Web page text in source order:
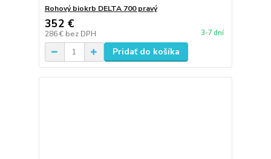
Rohový biokrb DELTA 700 pravý
352 €
286 € bez DPH 3-7 dní
Pridať do košíka